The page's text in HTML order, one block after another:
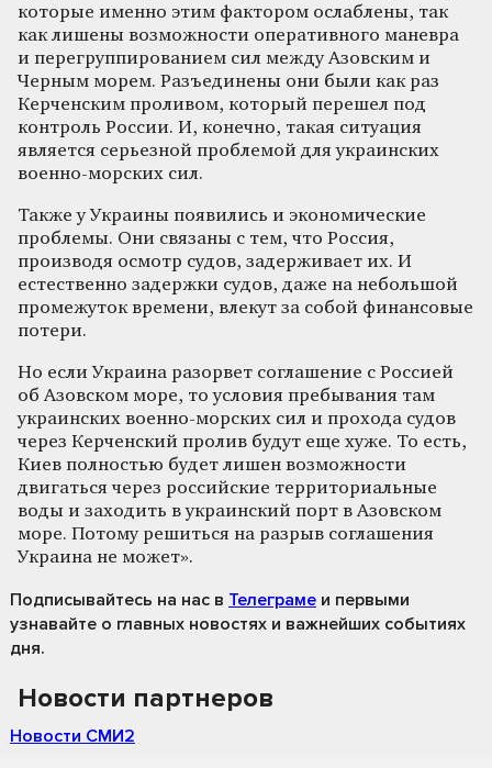
которые именно этим фактором ослаблены, так
как лишены возможности оперативного маневра
и перегруппированием сил между Азовским и
Черным морем. Разъединены они были как раз
Керченским проливом, который перешел под
контроль России. И, конечно, такая ситуация
является серьезной проблемой для украинских
военно-морских сил.
Также у Украины появились и экономические
проблемы. Они связаны с тем, что Россия,
производя осмотр судов, задерживает их. И
естественно задержки судов, даже на небольшой
промежуток времени, влекут за собой финансовые
потери.
Но если Украина разорвет соглашение с Россией
об Азовском море, то условия пребывания там
украинских военно-морских сил и прохода судов
через Керченский пролив будут еще хуже. То есть,
Киев полностью будет лишен возможности
двигаться через российские территориальные
воды и заходить в украинский порт в Азовском
море. Потому решиться на разрыв соглашения
Украина не может».
Подписывайтесь на нас в Телеграме и первыми
узнавайте о главных новостях и важнейших событиях
дня.
Новости партнеров
Новости СМИ2